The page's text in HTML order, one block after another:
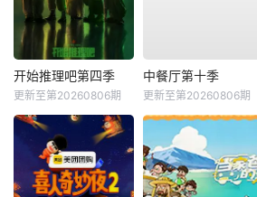
开始推理吧第四季
更新至第20260806期
中餐厅第十季
更新至第20260806期